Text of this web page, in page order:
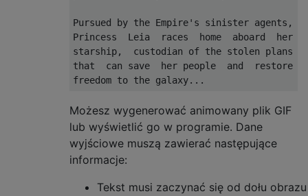
Pursued by the Empire's sinister agents,
Princess  Leia  races  home  aboard  her
starship,  custodian of the stolen plans
that  can save  her people  and  restore
Możesz wygenerować animowany plik GIF
lub wyświetlić go w programie. Dane
wyjściowe muszą zawierać następujące
informacje:
Tekst musi zaczynać się od dołu obrazu